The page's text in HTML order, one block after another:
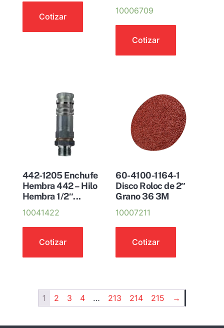
Cotizar
10006709
Cotizar
442-1205 Enchufe
Hembra 442 – Hilo
Hembra 1/2″...
10041422
Cotizar
60-4100-1164-1
Disco Roloc de 2″
Grano 36 3M
10007211
Cotizar
1 2 3 4 … 213 214 215 →